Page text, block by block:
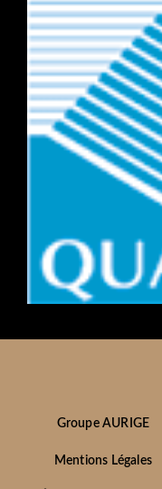
Groupe AURIGE
Mentions Légales